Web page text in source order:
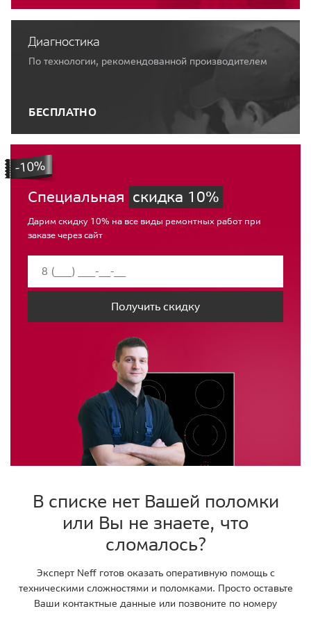
Диагностика
По технологии, рекомендованной производителем
БЕСПЛАТНО
Специальная скидка 10%
Дарим скидку 10% на все виды ремонтных работ при
заказе через сайт
Получить скидку
В списке нет Вашей поломки
или Вы не знаете, что
сломалось?
Эксперт Neff готов оказать оперативную помощь с
техническими сложностями и поломками. Просто оставьте
Ваши контактные данные или позвоните по номеру